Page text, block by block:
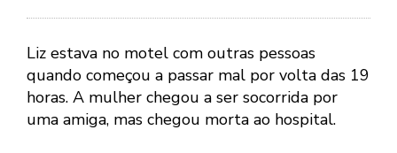
Liz estava no motel com outras pessoas
quando começou a passar mal por volta das 19
horas. A mulher chegou a ser socorrida por
uma amiga, mas chegou morta ao hospital.